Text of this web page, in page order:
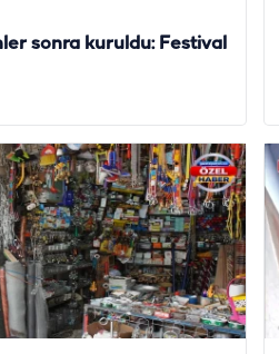
sonra kuruldu: Festival